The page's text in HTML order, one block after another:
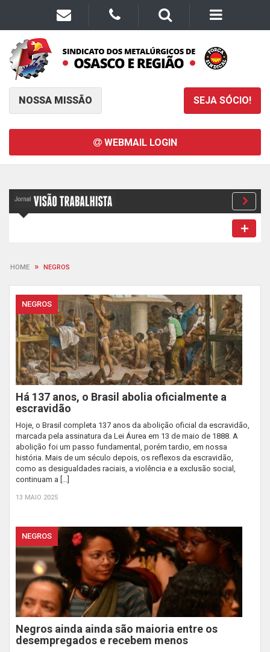
NOSSA MISSÃO SEJA SÓCIO!
WEBMAIL LOGIN
HOME » NEGROS
NEGROS
Há 137 anos, o Brasil abolia oficialmente a
escravidão
Hoje, o Brasil completa 137 anos da abolição oficial da escravidão,
marcada pela assinatura da Lei Áurea em 13 de maio de 1888. A
abolição foi um passo fundamental, porém tardio, em nossa
história. Mais de um século depois, os reflexos da escravidão,
como as desigualdades raciais, a violência e a exclusão social,
continuam a […]
13 MAIO 2025
NEGROS
Negros ainda ainda são maioria entre os
desempregados e recebem menos